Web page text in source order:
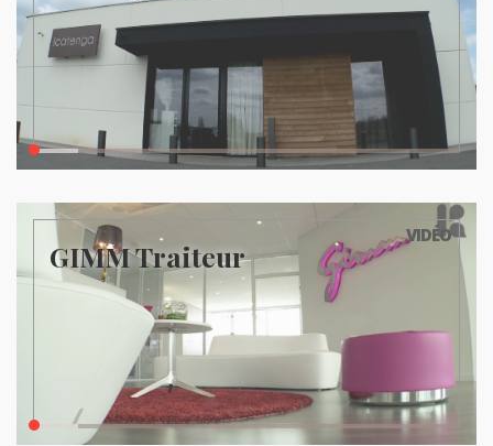
VIDÉO
GIMM Traiteur